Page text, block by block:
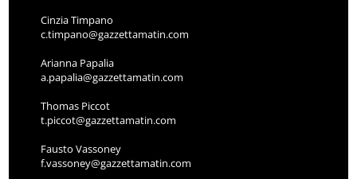
Cinzia Timpano
c.timpano@gazzettamatin.com
Arianna Papalia
a.papalia@gazzettamatin.com
Thomas Piccot
t.piccot@gazzettamatin.com
Fausto Vassoney
f.vassoney@gazzettamatin.com